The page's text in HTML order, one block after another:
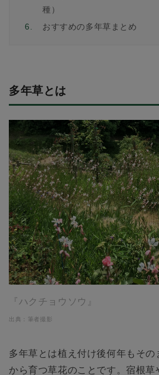
種）
6.
おすすめの多年草まとめ
多年草とは
『ハクチョウソウ』
出典：筆者撮影
多年草とは植え付け後何年もその
から育つ草花のことです。宿根草